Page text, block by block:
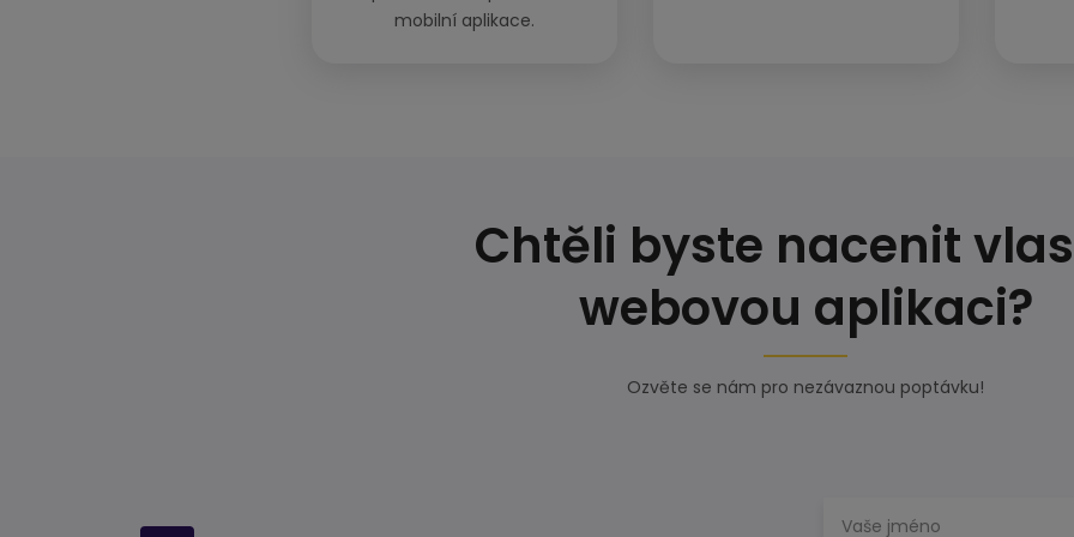
mobilní aplikace.
Chtěli byste nacenit
webovou aplikaci?
Ozvěte se nám pro nezávaznou poptávku!